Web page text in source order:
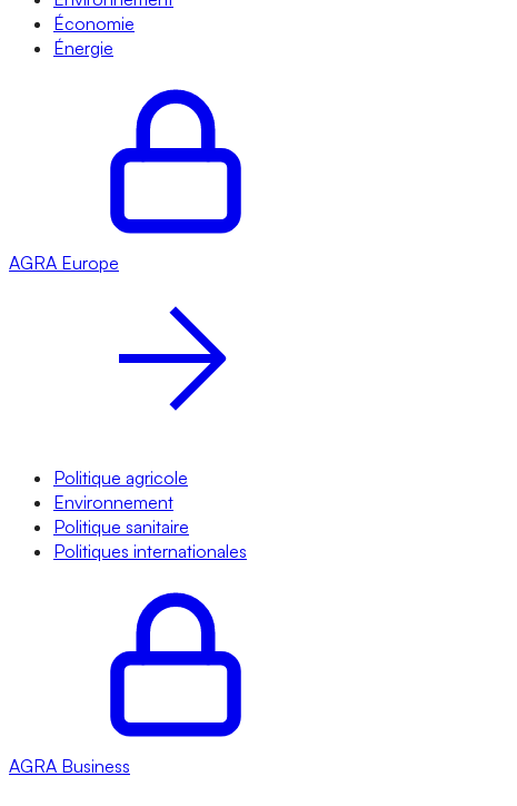
Économie
Énergie
AGRA Europe
Politique agricole
Environnement
Politique sanitaire
Politiques internationales
AGRA Business